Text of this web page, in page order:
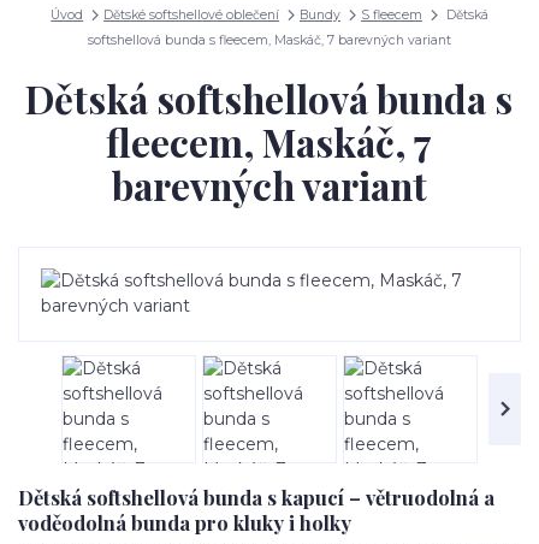
Úvod Dětské softshellové oblečení Bundy S fleecem
Dětská
softshellová bunda s fleecem, Maskáč, 7 barevných variant
Dětská softshellová bunda s
fleecem, Maskáč, 7
barevných variant
Dětská softshellová bunda s kapucí – větruodolná a
voděodolná bunda pro kluky i holky